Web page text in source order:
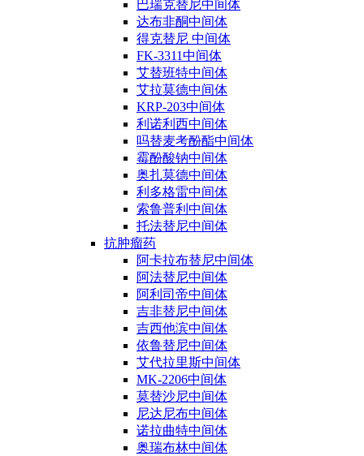
巴瑞克替尼中间体
达布非酮中间体
得克替尼 中间体
FK-3311中间体
艾替班特中间体
艾拉莫德中间体
KRP-203中间体
利诺利西中间体
吗替麦考酚酯中间体
霉酚酸钠中间体
奥扎莫德中间体
利多格雷中间体
索鲁普利中间体
托法替尼中间体
抗肿瘤药
阿卡拉布替尼中间体
阿法替尼中间体
阿利司帝中间体
吉非替尼中间体
吉西他滨中间体
依鲁替尼中间体
艾代拉里斯中间体
MK-2206中间体
莫替沙尼中间体
尼达尼布中间体
诺拉曲特中间体
奥瑞布林中间体